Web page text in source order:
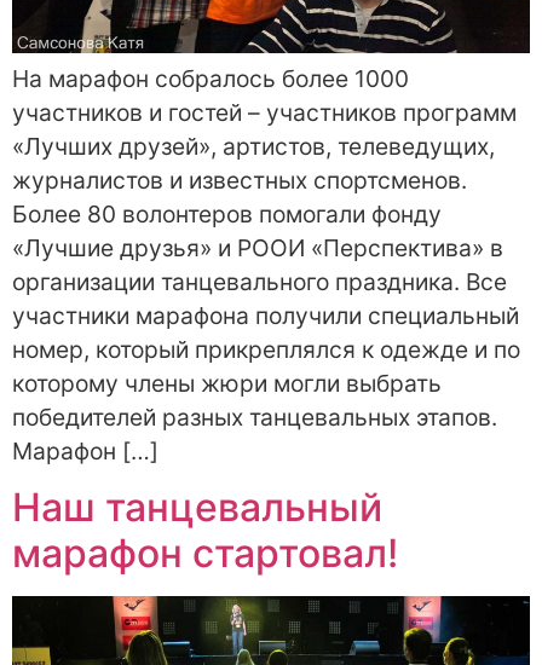
На марафон собралось более 1000
участников и гостей – участников программ
«Лучших друзей», артистов, телеведущих,
журналистов и известных спортсменов.
Более 80 волонтеров помогали фонду
«Лучшие друзья» и РООИ «Перспектива» в
организации танцевального праздника. Все
участники марафона получили специальный
номер, который прикреплялся к одежде и по
которому члены жюри могли выбрать
победителей разных танцевальных этапов.
Марафон […]
Наш танцевальный
марафон стартовал!